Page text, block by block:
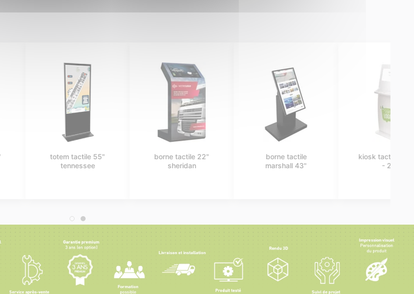
borne tactile 22"
pupitre tactile 22"
kiosk tactile rio 22"